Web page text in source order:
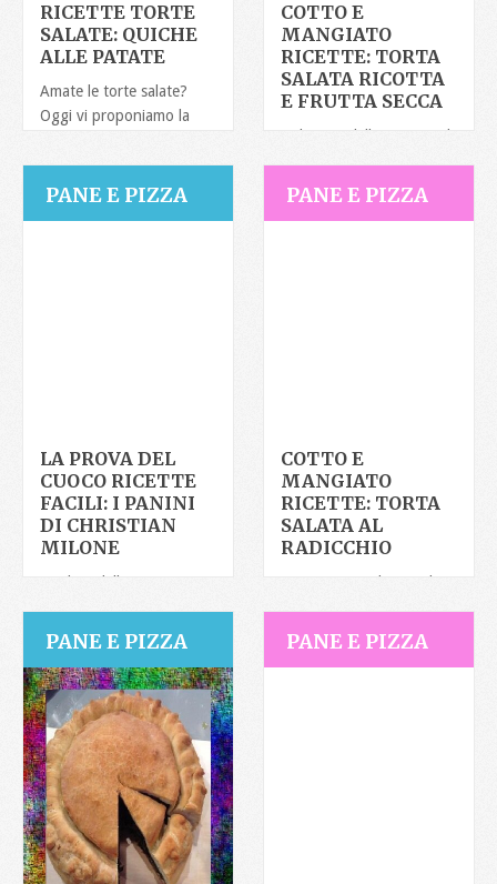
RICETTE TORTE
SALATE: QUICHE
ALLE PATATE
Amate le torte salate?
Oggi vi proponiamo la
velocissima alle patate, la
COTTO E
MANGIATO
RICETTE: TORTA
SALATA RICOTTA
E FRUTTA SECCA
Nel corso della puntata di
propone una ricetta
PANE E PIZZA
LA PROVA DEL
CUOCO RICETTE
FACILI: I PANINI
DI CHRISTIAN
MILONE
Titolare della reinventata
romana, Duecentogradi
attraverso le sue
preparazioni dimostrative,
racconta
PANE E PIZZA
COTTO E
MANGIATO
RICETTE: TORTA
SALATA AL
RADICCHIO
Oggi Tessa Gelisio, nel
rubrica di Italia Uno
PANE E PIZZA PANE E PIZZA